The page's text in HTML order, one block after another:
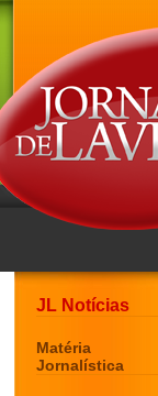
JL Notícias
Matéria
Jornalística